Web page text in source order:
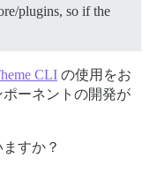
plugins, so if the
CLI の使用をお
ポーネントの開発が
すか？